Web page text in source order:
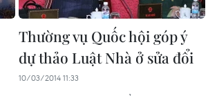
Thường vụ Quốc hội góp ý
dự thảo Luật Nhà ở sửa đổi
10/03/2014 11:33